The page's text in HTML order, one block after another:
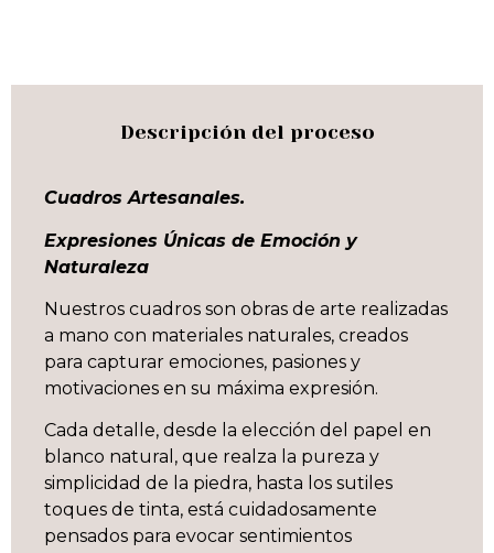
Descripción del proceso
Cuadros Artesanales.
Expresiones Únicas de Emoción y
Naturaleza
Nuestros cuadros son obras de arte realizadas
a mano con materiales naturales, creados
para capturar emociones, pasiones y
motivaciones en su máxima expresión.
Cada detalle, desde la elección del papel en
blanco natural, que realza la pureza y
simplicidad de la piedra, hasta los sutiles
toques de tinta, está cuidadosamente
pensados para evocar sentimientos